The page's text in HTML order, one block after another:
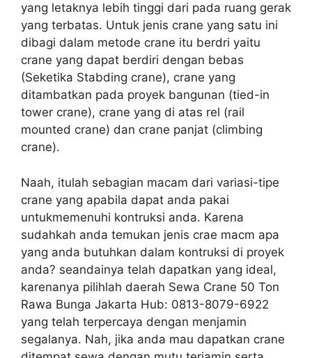
yang letaknya lebih tinggi dari pada ruang gerak
yang terbatas. Untuk jenis crane yang satu ini
dibagi dalam metode crane itu berdri yaitu
crane yang dapat berdiri dengan bebas
(Seketika Stabding crane), crane yang
ditambatkan pada proyek bangunan (tied-in
tower crane), crane yang di atas rel (rail
mounted crane) dan crane panjat (climbing
crane).
Naah, itulah sebagian macam dari variasi-tipe
crane yang apabila dapat anda pakai
untukmemenuhi kontruksi anda. Karena
sudahkah anda temukan jenis crae macm apa
yang anda butuhkan dalam kontruksi di proyek
anda? seandainya telah dapatkan yang ideal,
karenanya pilihlah daerah Sewa Crane 50 Ton
Rawa Bunga Jakarta Hub: 0813-8079-6922
yang telah terpercaya dengan menjamin
segalanya. Nah, jika anda mau dapatkan crane